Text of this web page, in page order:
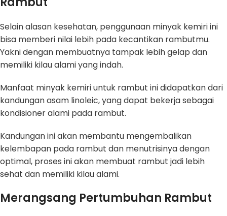
Selain alasan kesehatan, penggunaan minyak kemiri ini
bisa memberi nilai lebih pada kecantikan rambutmu.
Yakni dengan membuatnya tampak lebih gelap dan
memiliki kilau alami yang indah.
Manfaat minyak kemiri untuk rambut ini didapatkan dari
kandungan asam linoleic, yang dapat bekerja sebagai
kondisioner alami pada rambut.
Kandungan ini akan membantu mengembalikan
kelembapan pada rambut dan menutrisinya dengan
optimal, proses ini akan membuat rambut jadi lebih
sehat dan memiliki kilau alami.
Merangsang Pertumbuhan Rambut